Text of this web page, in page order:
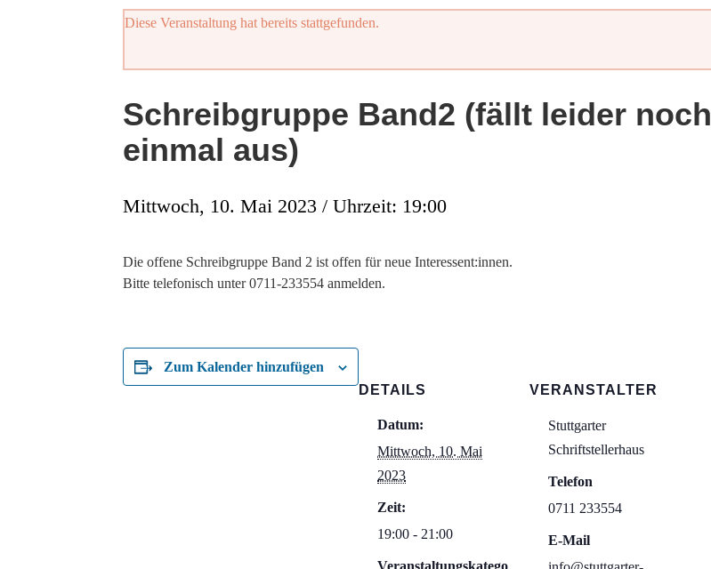
Diese Veranstaltung hat bereits stattgefunden.
Schreibgruppe Band2 (fällt leider noch
einmal aus)
Mittwoch, 10. Mai 2023 / Uhrzeit: 19:00
Die offene Schreibgruppe Band 2 ist offen für neue Interessent:innen.
Bitte telefonisch unter 0711-233554 anmelden.
Zum Kalender hinzufügen
DETAILS
Datum:
Mittwoch, 10. Mai
2023
Zeit:
19:00 - 21:00
Veranstaltungskatego
VERANSTALTER
Stuttgarter
Schriftstellerhaus
Telefon
0711 233554
E-Mail